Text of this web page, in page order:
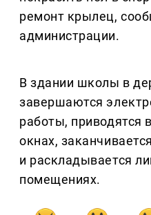
ремонт крылец,
администрации.
В здании школы в
завершаются
работы, приводятся
окнах,
и раскладывается
помещениях.